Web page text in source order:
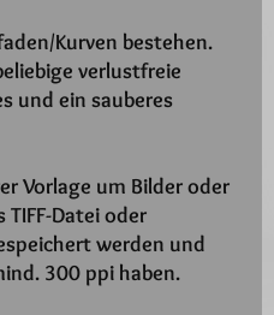
Kurven bestehen.
verlustfreie
und ein sauberes
Vorlage um Bilder oder
Datei oder
werden und
300 ppi haben.